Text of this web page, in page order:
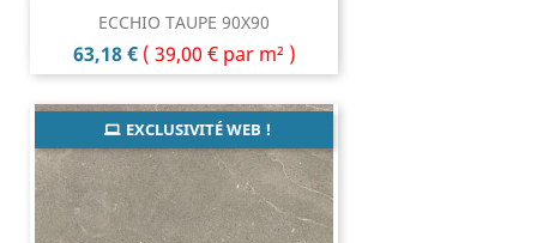
ECCHIO TAUPE 90X90
Prix
63,18 € ( 39,00 € par m² )
EXCLUSIVITÉ WEB !